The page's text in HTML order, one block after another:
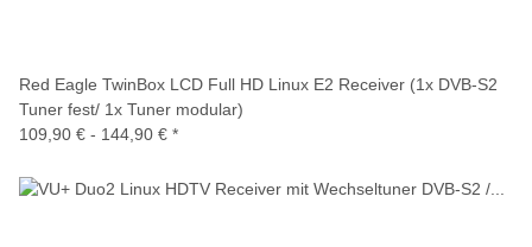
Red Eagle TwinBox LCD Full HD Linux E2 Receiver (1x DVB-S2
Tuner fest/ 1x Tuner modular)
109,90 € - 144,90 € *